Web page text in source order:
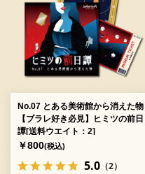
No.07 とある美術館から消えた物
【ブラレ好き必見】ヒミツの前日
譚[送料ウエイト：2]
￥800(税込)
5.0 （2）